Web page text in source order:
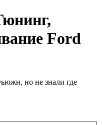
Ford
но не знали где